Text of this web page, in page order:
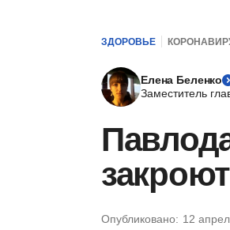
ЗДОРОВЬЕ
Елена Беленко
Заместитель
Опубликовано: 12